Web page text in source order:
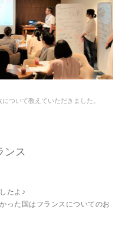
ついて教えていただきました。
ンス
たよ♪
った国はフランスについてのお